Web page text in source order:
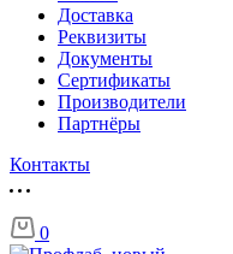
Доставка
Реквизиты
Документы
Сертификаты
Производители
Партнёры
Контакты
0